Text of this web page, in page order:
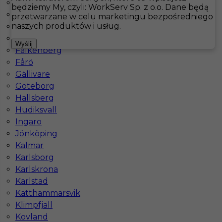
Hotistin Oferty pracyKuchnia
Pokaż filtr
Arvika
Åsele
Bastad
Båtskärsnäs
Falkenberg
Fårö
Gällivare
Göteborg
Hallsberg
Hudiksvall
Ingaro
Jönköping
Kalmar
Karlsborg
Karlskrona
Karlstad
Katthammarsvik
Klimpfjäll
Kovland
Kucharz / kucharka praca w Szwecji
Kategoria
Lokalizacja Sandöverken
Wymagane języki
będziemy My, czyli: WorkServ Sp. z o.o. Dane będą
przetwarzane w celu marketingu bezpośredniego
naszych produktów i usług.
Wyślij